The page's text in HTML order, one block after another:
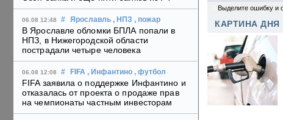
06.08 12:48 # Ярославль , НПЗ , пожар
В Ярославле обломки БПЛА попали в
НПЗ, в Нижегородской области
пострадали четыре человека
06.08 12:08 # FIFA , Инфантино , футбол
FIFA заявила о поддержке Инфантино и
отказалась от проекта о продаже прав
на чемпионаты частным инвесторам
Выделите ошибку и
КАРТИНА ДНЯ